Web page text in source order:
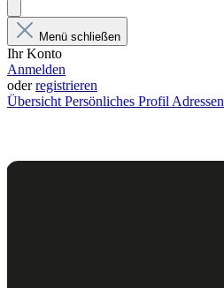
Menü schließen
Ihr Konto
Anmelden
oderregistrieren
Übersicht Persönliches Profil Adressen